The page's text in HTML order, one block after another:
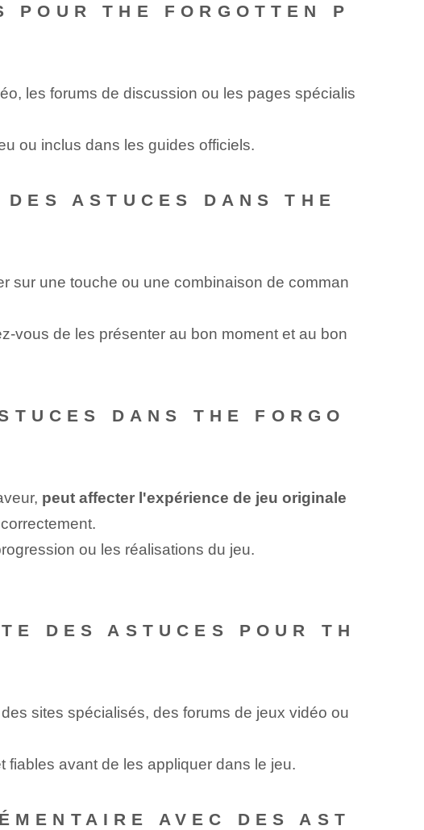
THE FORGOTTEN P
les forums de discussion ou les pages spécialis
ou inclus dans les guides officiels.
ASTUCES DANS THE
sur une touche ou une combinaison de comman
vous de les présenter au bon moment et au bon
DANS THE FORGO
peut affecter l'expérience de jeu originale
ou les réalisations du jeu.
DES ASTUCES POUR TH
sites spécialisés, des forums de jeux vidéo ou
fiables avant de les appliquer dans le jeu.
AVEC DES AST